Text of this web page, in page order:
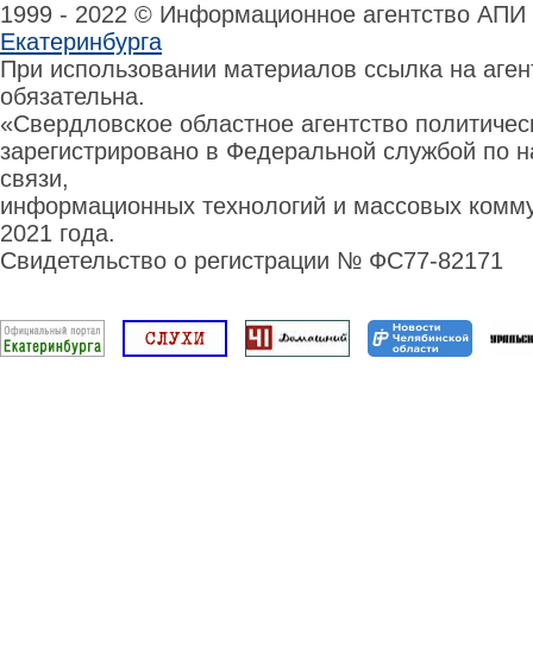
1999 - 2022 © Информационное агентство
Екатеринбурга
При использовании материалов ссылка на
обязательна.
«Свердловское областное агентство
зарегистрировано в Федеральной службой по
связи,
информационных технологий и массовых
2021 года.
Свидетельство о регистрации № ФС77-82171